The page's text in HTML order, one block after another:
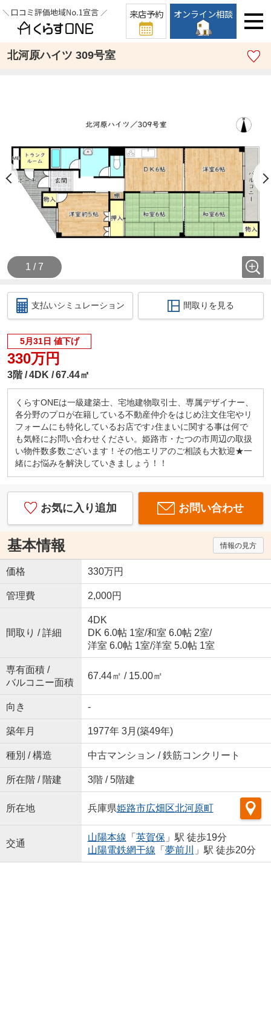
来店予約 オンライン相談
北河原ハイツ 309号室
1 / 7
支払いシミュレーション 間取りを見る
5月31日 値下げ
330万円
3階 4DK 67.44㎡
くらすONEは一級建築士、宅地建物取引士、専属デザイナー、
各分野のプロが在籍している不動産仲介をはじめ注文住宅やリ
フォームにも特化しているお店です♪住まいに関する事は何で
も気軽にお問い合わせください。姫路市・たつの市周辺の取扱
い物件数多数ございます！その他エリアのご相談も大歓迎★一
緒にお悩みを解決していきましょう！！
お気に入り追加 お問い合わせ
基本情報 情報の見方
価格 330万円
管理費 2,000円
間取り / 詳細
4DK
DK 6.0帖 1室/和室 6.0帖 2室/
洋室 6.0帖 1室/洋室 5.0帖 1室
専有面積 /
バルコニー面積
67.44㎡ / 15.00㎡
向き -
築年月 1977年 3月(築49年)
種別 / 構造 中古マンション / 鉄筋コンクリート
所在階 / 階建 3階 / 5階建
所在地 兵庫県姫路市広畑区北河原町
交通
山陽本線 「 英賀保 」駅 徒歩19分
山陽電鉄網干線 「 夢前川 」駅 徒歩20分